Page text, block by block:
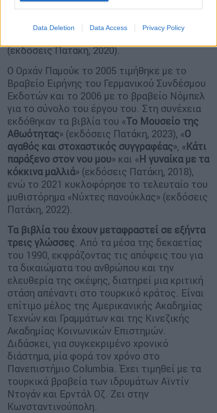
Data Deletion Data Access Privacy Policy
2020), που το 2005 πήρε το βραβείο Le Prix
Medicis Etranger, και το αυτοβιογραφικό
(εκδόσεις Πατάκη, 2020).
Ο Ορχάν Παµούκ το 2005 τιµήθηκε µε το
Βραβείο Ειρήνης του Γερµανικού Συνδέσµου
Εκδοτών και το 2006 µε το βραβείο Νόµπελ
για το σύνολο του έργου του. Στη συνέχεια
εκδόθηκαν τα βιβλία του «Το Μουσείο της
Αθωότητας» (εκδόσεις Πατάκη, 2023), «Ο
αγαθός και στοχαστικός συγγραφέας», «Κάτι
παράξενο στον νου µου» και «Η γυναίκα µε τα
κόκκινα µαλλιά» (εκδόσεις Πατάκη, 2018),
ενώ το 2021 κυκλοφόρησε το τελευταίο του
µυθιστόρηµα «Νύχτες πανούκλας» (εκδόσεις
Πατάκη, 2022).
Τα βιβλία του έχουν µεταφραστεί σε εξήντα
τρεις γλώσσες. Από τα µέσα της δεκαετίας
του 1990, εκφράζοντας τις απόψεις του για
τα δικαιώµατα του ανθρώπου και την
ελευθερία της σκέψης, διατηρεί µια κριτική
στάση απέναντι στο τουρκικό κράτος. Είναι
επίτιµο µέλος της Αµερικανικής Ακαδηµίας
Τεχνών και Γραµµάτων και της Κινεζικής
Ακαδηµίας Κοινωνικών Επιστηµών.
Διδάσκει, για συγκεκριµένο χρονικό
διάστηµα, µία φορά τον χρόνο στο
Πανεπιστήµιο Columbia. Έχει τιµηθεί µε τα
τουρκικά βραβεία των ιδρυµάτων Αϊντίν
Ντογάν και Ερντάλ Οζ. Ζει στην
Κωνσταντινούπολη.